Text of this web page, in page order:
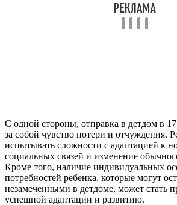
С одной стороны, отправка в детдом в
за собой чувство потери и отчуждения.
испытывать сложности с адаптацией к
социальных связей и изменение
Кроме того, наличие индивидуальных
потребностей ребенка, которые могут
незамеченными в детдоме, может стать
успешной адаптации и развитию.